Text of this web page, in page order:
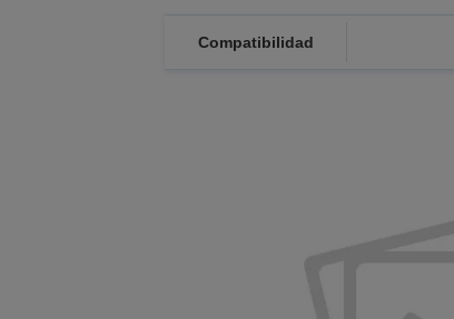
Compatibilidad